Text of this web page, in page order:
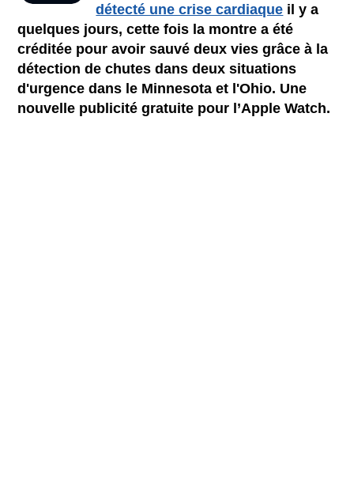
détecté une crise cardiaque il y a
quelques jours, cette fois la montre a été
créditée pour avoir sauvé deux vies grâce à la
détection de chutes dans deux situations
d'urgence dans le Minnesota et l'Ohio. Une
nouvelle publicité gratuite pour l’Apple Watch.